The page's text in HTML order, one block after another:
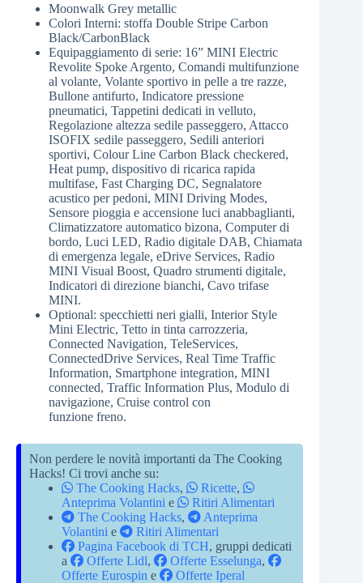
Moonwalk Grey metallic
Colori Interni: stoffa Double Stripe Carbon
Black/CarbonBlack
Equipaggiamento di serie: 16” MINI Electric
Revolite Spoke Argento, Comandi multifunzione
al volante, Volante sportivo in pelle a tre razze,
Bullone antifurto, Indicatore pressione
pneumatici, Tappetini dedicati in velluto,
Regolazione altezza sedile passeggero, Attacco
ISOFIX sedile passeggero, Sedili anteriori
sportivi, Colour Line Carbon Black checkered,
Heat pump, dispositivo di ricarica rapida
multifase, Fast Charging DC, Segnalatore
acustico per pedoni, MINI Driving Modes,
Sensore pioggia e accensione luci anabbaglianti,
Climatizzatore automatico bizona, Computer di
bordo, Luci LED, Radio digitale DAB, Chiamata
di emergenza legale, eDrive Services, Radio
MINI Visual Boost, Quadro strumenti digitale,
Indicatori di direzione bianchi, Cavo trifase
MINI.
Optional: specchietti neri gialli, Interior Style
Mini Electric, Tetto in tinta carrozzeria,
Connected Navigation, TeleServices,
ConnectedDrive Services, Real Time Traffic
Information, Smartphone integration, MINI
connected, Traffic Information Plus, Modulo di
navigazione, Cruise control con
funzione freno.
Non perdere le novità importanti da The Cooking
Hacks! Ci trovi anche su:
The Cooking Hacks, Ricette,
Anteprima Volantini e
Ritiri Alimentari
The Cooking Hacks,
Anteprima
Volantini e
Ritiri Alimentari
Pagina Facebook di TCH, gruppi dedicati
a
Offerte Lidl, Offerte Esselunga,
Offerte Eurospin e Offerte Iperal